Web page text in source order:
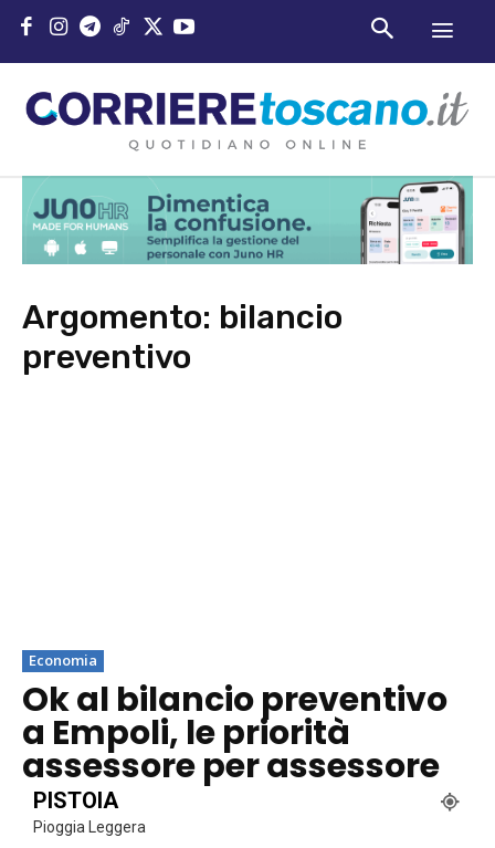
Argomento: bilancio
preventivo
Economia
Ok al bilancio preventivo
a Empoli, le priorità
assessore per assessore
PISTOIA
Pioggia Leggera